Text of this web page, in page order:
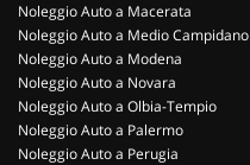
Noleggio Auto a Macerata
Noleggio Auto a Medio Campidano
Noleggio Auto a Modena
Noleggio Auto a Novara
Noleggio Auto a Olbia-Tempio
Noleggio Auto a Palermo
Noleggio Auto a Perugia